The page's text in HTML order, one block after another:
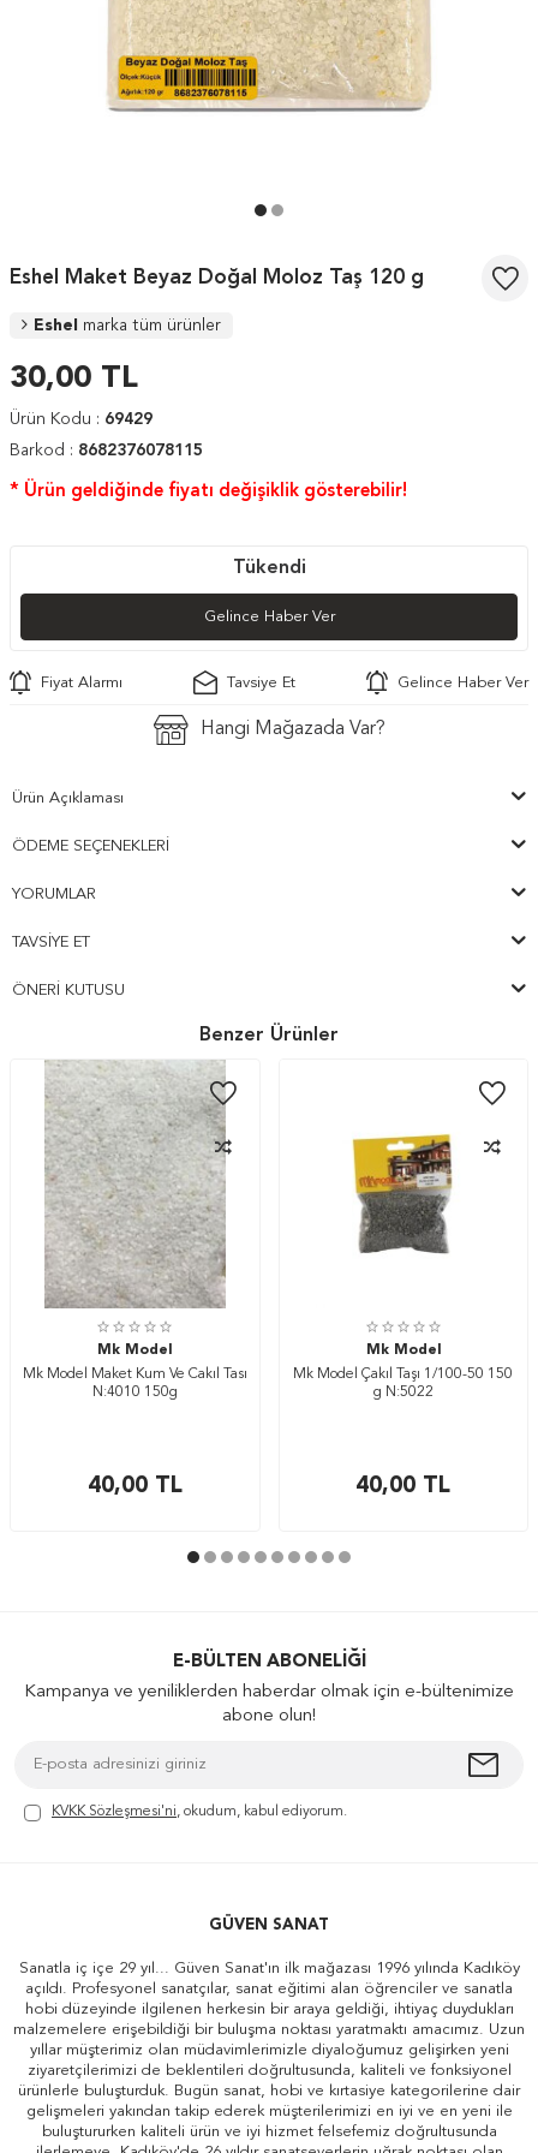
Eshel Maket Beyaz Doğal Moloz Taş 120 g
Eshel marka tüm ürünler
30,00 TL
Ürün Kodu : 69429
Barkod : 8682376078115
* Ürün geldiğinde fiyatı değişiklik gösterebilir!
Tükendi
Gelince Haber Ver
Fiyat Alarmı Tavsiye Et Gelince Haber Ver
Hangi Mağazada Var?
Ürün Açıklaması
ÖDEME SEÇENEKLERI
YORUMLAR
TAVSIYE ET
ÖNERI KUTUSU
Benzer Ürünler
Mk Model
Mk Model Maket Kum Ve Cakıl Tası
N:4010 150g
40,00TL
Mk Model
Mk Model Çakıl Taşı 1/100-50 150
g N:5022
40,00 TL
E-BÜLTEN ABONELIĞI
Kampanya ve yeniliklerden haberdar olmak için e-bültenimize
abone olun!
KVKK Sözleşmesi'ni, okudum, kabul ediyorum.
GÜVEN SANAT
Sanatla iç içe 29 yıl... Güven Sanat'ın ilk mağazası 1996 yılında Kadıköy
açıldı. Profesyonel sanatçılar, sanat eğitimi alan öğrenciler ve sanatla
hobi düzeyinde ilgilenen herkesin bir araya geldiği, ihtiyaç duydukları
malzemelere erişebildiği bir buluşma noktası yaratmaktı amacımız. Uzun
yıllar müşterimiz olan müdavimlerimizle diyaloğumuz gelişirken yeni
ziyaretçilerimizi de beklentileri doğrultusunda, kaliteli ve fonksiyonel
ürünlerle buluşturduk. Bugün sanat, hobi ve kırtasiye kategorilerine dair
gelişmeleri yakından takip ederek müşterilerimizi en iyi ve en yeni ile
buluştururken kaliteli ürün ve iyi hizmet felsefemiz doğrultusunda